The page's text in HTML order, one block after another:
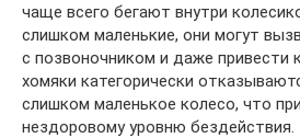
чаще всего бегают внутри
слишком маленькие, они могут
с позвоночником и даже привести
хомяки категорически
слишком маленькое колесо, что
нездоровому уровню